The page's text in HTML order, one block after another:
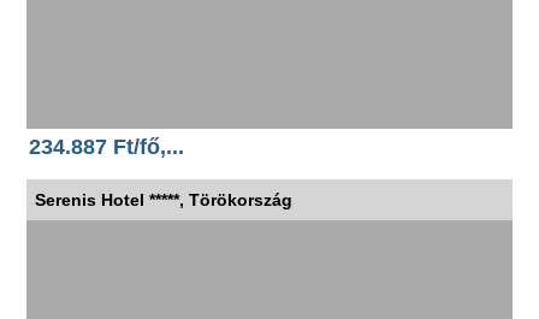
234.887 Ft/fő,...
Serenis Hotel *****, Törökország